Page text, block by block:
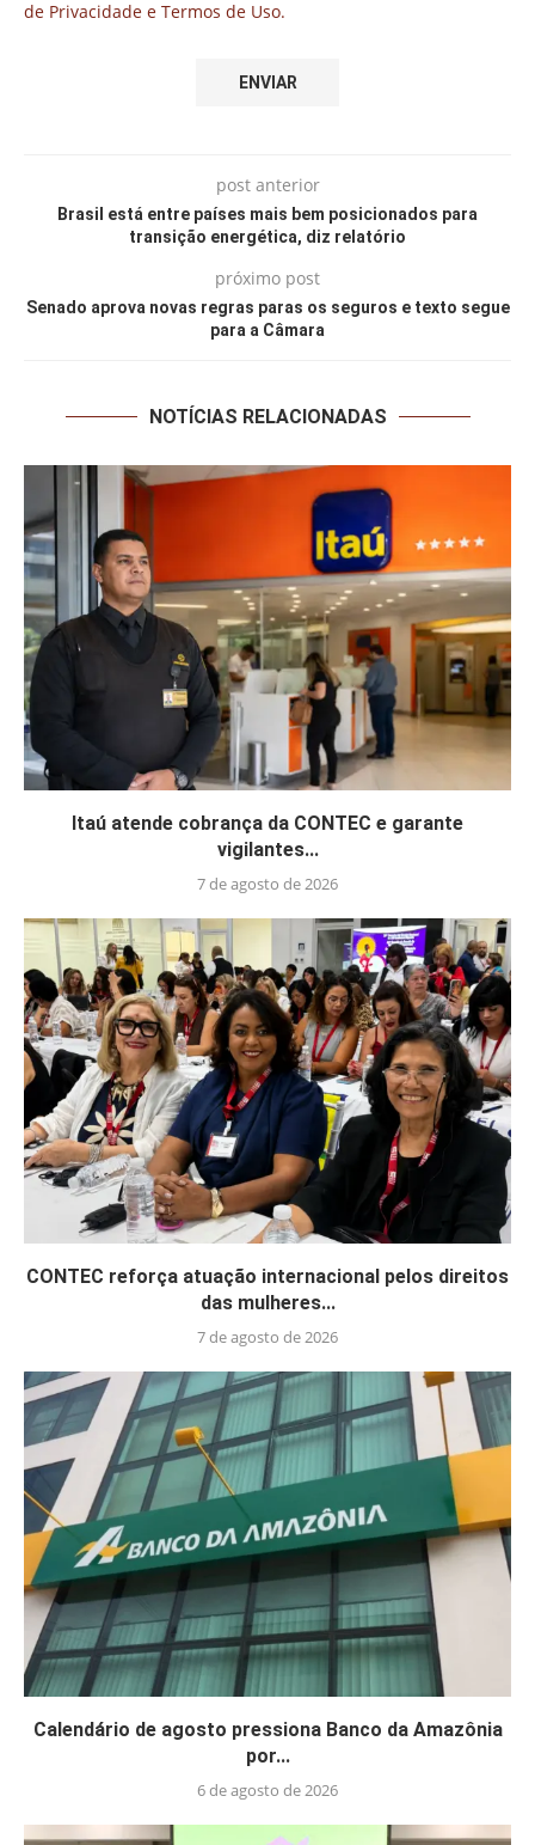
de Privacidade e Termos de Uso.
post anterior
Brasil está entre países mais bem posicionados para
transição energética, diz relatório
próximo post
Senado aprova novas regras paras os seguros e texto segue
para a Câmara
NOTÍCIAS RELACIONADAS
Itaú atende cobrança da CONTEC e garante
vigilantes...
7 de agosto de 2026
CONTEC reforça atuação internacional pelos direitos
das mulheres...
7 de agosto de 2026
Calendário de agosto pressiona Banco da Amazônia
por...
6 de agosto de 2026